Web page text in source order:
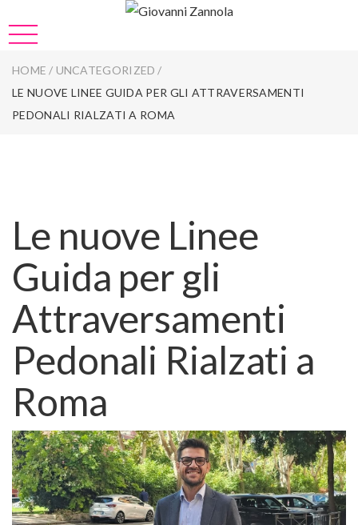
HOME / UNCATEGORIZED /
LE NUOVE LINEE GUIDA PER GLI ATTRAVERSAMENTI
PEDONALI RIALZATI A ROMA
Le nuove Linee
Guida per gli
Attraversamenti
Pedonali Rialzati a
Roma